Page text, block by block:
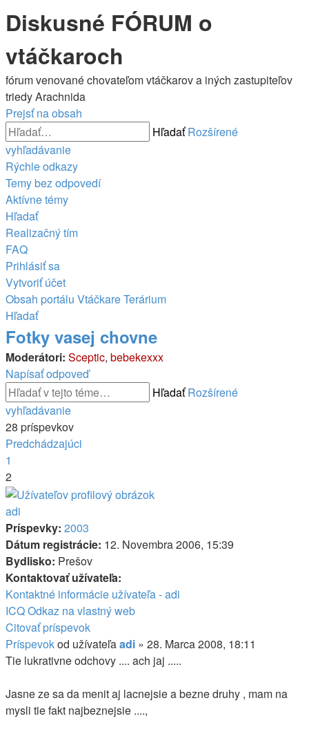
Diskusné FÓRUM o
vtáčkaroch
fórum venované chovateľom vtáčkarov a iných zastupiteľov
triedy Arachnida
Prejsť na obsah
Hľadať Rozšírené
vyhľadávanie
Rýchle odkazy
Temy bez odpovedí
Aktívne témy
Hľadať
Realizačný tím
FAQ
Prihlásiť sa
Vytvoriť účet
Obsah portálu VtáčkareTerárium
Hľadať
Fotky vasej chovne
Moderátori: Sceptic, bebekexxx
Napísať odpoveď
Hľadať Rozšírené
vyhľadávanie
28 príspevkov
Predchádzajúci
1
2
adi
Príspevky: 2003
Dátum registrácie: 12. Novembra 2006, 15:39
Bydlisko: Prešov
Kontaktovať užívateľa:
Kontaktné informácie užívateľa - adi
ICQOdkaz na vlastný web
Citovať príspevok
Príspevokod užívateľaadi » 28. Marca 2008, 18:11
Tie lukrativne odchovy .... ach jaj .....
Jasne ze sa da menit aj lacnejsie a bezne druhy , mam na
mysli tie fakt najbeznejsie ....,